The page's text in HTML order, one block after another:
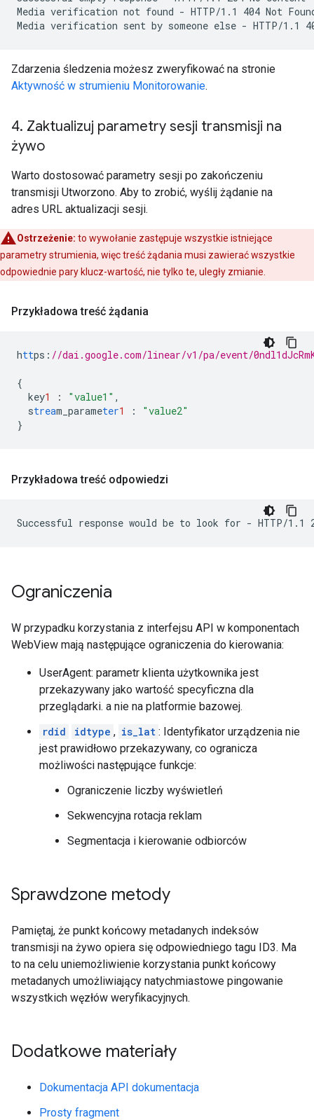
Media verification not found - HTTP/1.1 404 Not
Zdarzenia śledzenia możesz zweryfikować na stronie
Aktywność w strumieniu Monitorowanie.
4. Zaktualizuj parametry sesji transmisji na
żywo
Warto dostosować parametry sesji po zakończeniu
transmisji Utworzono. Aby to zrobić, wyślij żądanie na
adres URL aktualizacji sesji.
Ostrzeżenie: to wywołanie zastępuje wszystkie istniejące
parametry strumienia, więc treść żądania musi zawierać wszystkie
odpowiednie pary klucz-wartość, nie tylko te, uległy zmianie.
Przykładowa treść żądania
https : //dai.google.com/linear/v1/pa/event/
{
key1 : "value1" ,
stream_parameter1 :
"value2"
}
Przykładowa treść odpowiedzi
Ograniczenia
W przypadku korzystania z interfejsu API w komponentach
WebView mają następujące ograniczenia do kierowania:
UserAgent: parametr klienta użytkownika jest
przekazywany jako wartość specyficzna dla
przeglądarki. a nie na platformie bazowej.
rdid
idtype , is_lat : Identyfikator urządzenia nie
jest prawidłowo przekazywany, co ogranicza
możliwości następujące funkcje:
Ograniczenie liczby wyświetleń
Sekwencyjna rotacja reklam
Segmentacja i kierowanie odbiorców
Sprawdzone metody
Pamiętaj, że punkt końcowy metadanych indeksów
transmisji na żywo opiera się odpowiedniego tagu ID3. Ma
to na celu uniemożliwienie korzystania punkt końcowy
metadanych umożliwiający natychmiastowe pingowanie
wszystkich węzłów weryfikacyjnych.
Dodatkowe materiały
Dokumentacja API dokumentacja
Prosty fragment